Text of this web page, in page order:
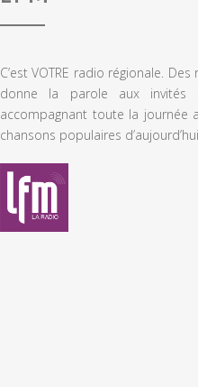
C’est VOTRE radio régionale.
donne la parole aux invités
accompagnant toute la journée
chansons populaires d’aujourd’hui.